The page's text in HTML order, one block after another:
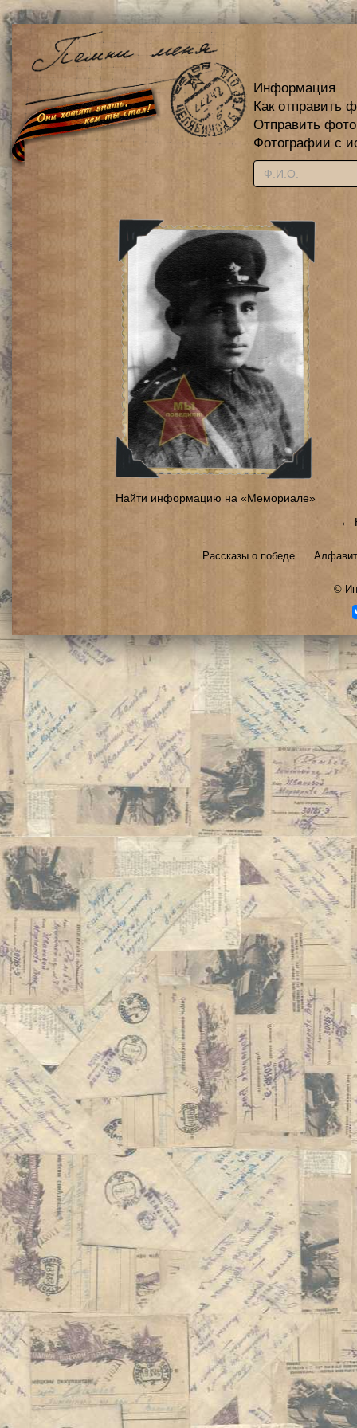
Информация
Как отправить
Отправить
Фотографии с
Найти информацию на «Мемориале»
←
Рассказы о победе
©